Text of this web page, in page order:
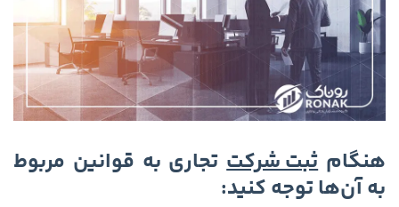
هنگامثبت شرکتتجاری به قوانین مربوط
به آن‌ها توجه کنید: